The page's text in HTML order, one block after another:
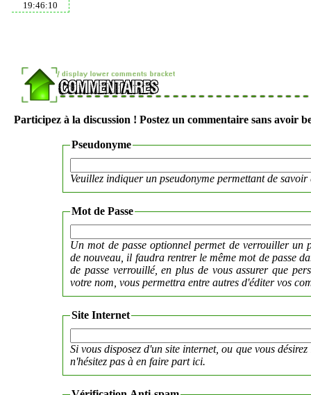
19:46:10
Participez à la discussion ! Postez un commentaire sans avoir
Pseudonyme
Veuillez indiquer un pseudonyme permettant de savoir
Mot de Passe
Un mot de passe optionnel permet de verrouiller un
de nouveau, il faudra rentrer le même mot de passe
de passe verrouillé, en plus de vous assurer que
votre nom, vous permettra entre autres d'éditer vos
Site Internet
Si vous disposez d'un site internet, ou que vous
n'hésitez pas à en faire part ici.